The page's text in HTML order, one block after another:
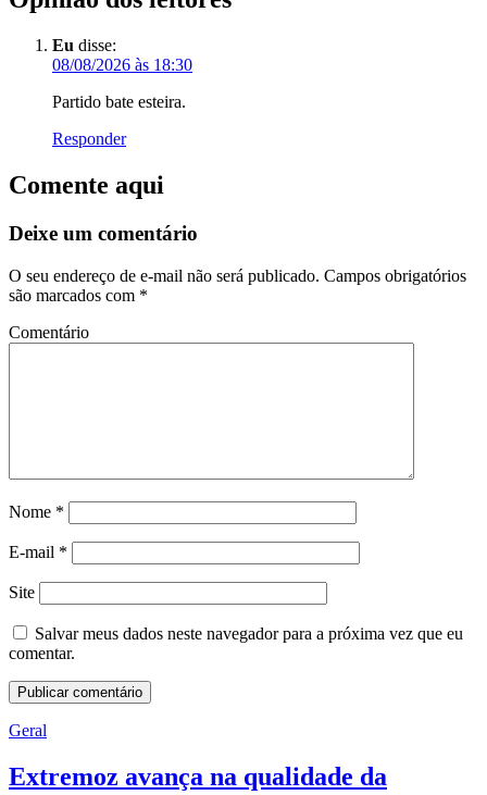
Eu disse:
08/08/2026 às 18:30
Partido bate esteira.
Responder
Comente aqui
Deixe um comentário
O seu endereço de e-mail não será publicado. Campos obrigatórios
são marcados com *
Comentário
Nome *
E-mail *
Site
Salvar meus dados neste navegador para a próxima vez que eu
comentar.
Geral
Extremoz avança na qualidade da